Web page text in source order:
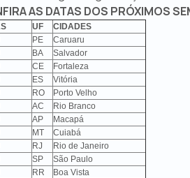
AS DATAS DOS PRÓXIMOS
UF
CIDADES
PE
Caruaru
BA
Salvador
CE
Fortaleza
ES
Vitória
RO
Porto Velho
AC
Rio Branco
AP
Macapá
MT
Cuiabá
RJ
Rio de Janeiro
SP
São Paulo
RR
Boa Vista